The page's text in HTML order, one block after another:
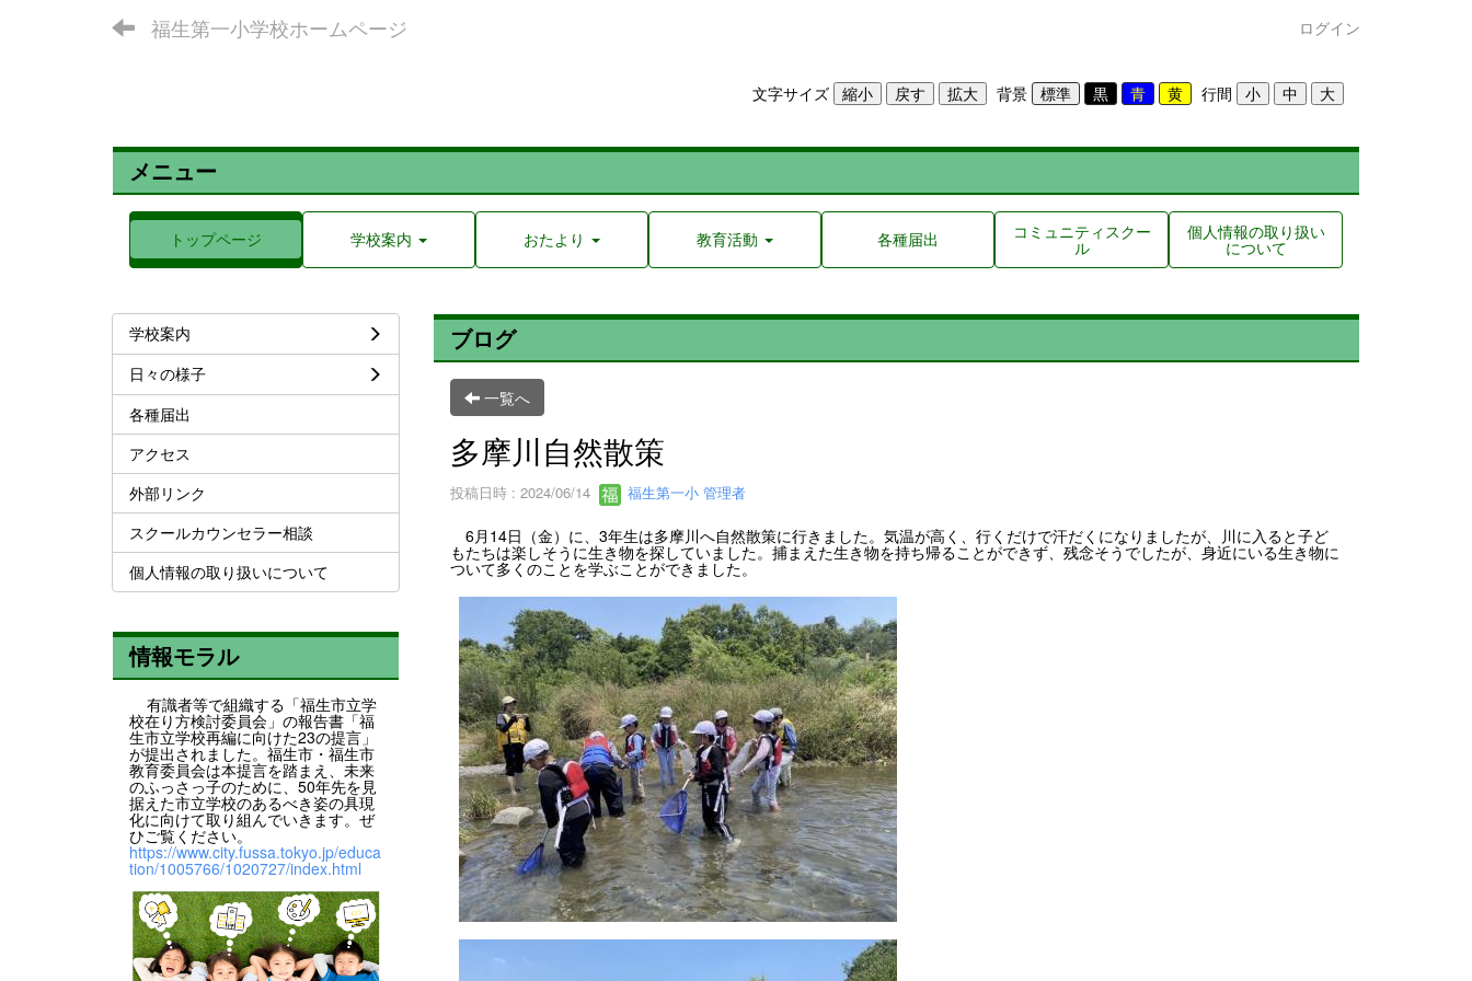
福生第一小学校ホームページ ログイン
文字サイズ 背景 行間
メニュー
トップページ 学校案内 おたより 教育活動 各種届出 コミュニティスクー
ル
個人情報の取り扱い
について
ブログ
一覧へ
多摩川自然散策
投稿日時 : 2024/06/14 福生第一小 管理者
6月14日（金）に、3年生は多摩川へ自然散策に行きました。気温が高く、行くだけで汗だくになりましたが、川に入ると子ど
もたちは楽しそうに生き物を探していました。捕まえた生き物を持ち帰ることができず、残念そうでしたが、身近にいる生き物に
ついて多くのことを学ぶことができました。
学校案内
日々の様子
各種届出
アクセス
外部リンク
スクールカウンセラー相談
個人情報の取り扱いについて
情報モラル
有識者等で組織する「福生市立学
校在り方検討委員会」の報告書「福
生市立学校再編に向けた23の提言」
が提出されました。福生市・福生市
教育委員会は本提言を踏まえ、未来
のふっさっ子のために、50年先を見
据えた市立学校のあるべき姿の具現
化に向けて取り組んでいきます。ぜ
ひご覧ください。
https://www.city.fussa.tokyo.jp/educa
tion/1005766/1020727/index.html